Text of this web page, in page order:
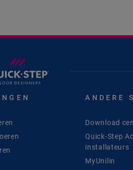
ANDERE
Download
Quick-Step
installateurs
MyUnilin